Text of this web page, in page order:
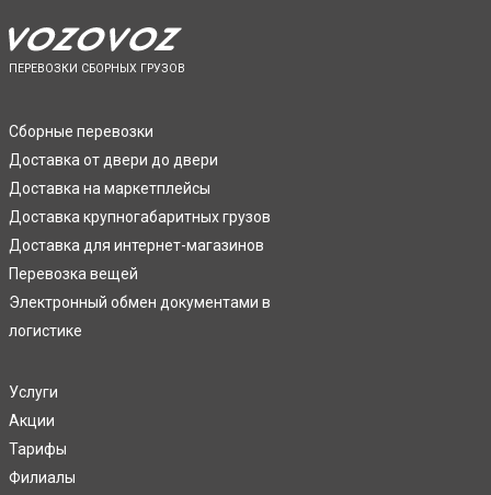
ПЕРЕВОЗКИ СБОРНЫХ ГРУЗОВ
Сборные перевозки
Доставка от двери до двери
Доставка на маркетплейсы
Доставка крупногабаритных грузов
Доставка для интернет-магазинов
Перевозка вещей
Электронный обмен документами в
логистике
Услуги
Акции
Тарифы
Филиалы